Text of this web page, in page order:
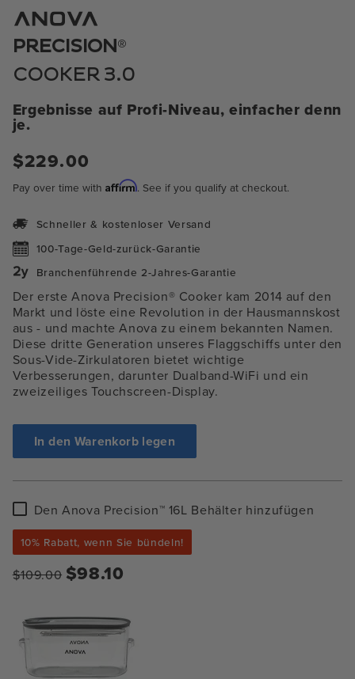
im
Modal
PRECISION®
COOKER 3.0
Ergebnisse auf Profi-Niveau, einfacher denn
je.
Regulärer
$229.00
Pay over time with Affirm. See if you qualify at checkout.
Schneller & kostenloser Versand
100-Tage-Geld-zurück-Garantie
Branchenführende 2-Jahres-Garantie
Der erste Anova Precision® Cooker kam 2014 auf den
Markt und löste eine Revolution in der Hausmannskost
aus - und machte Anova zu einem bekannten Namen.
Diese dritte Generation unseres Flaggschiffs unter den
Sous-Vide-Zirkulatoren bietet wichtige
Verbesserungen, darunter Dualband-WiFi und ein
zweizeiliges Touchscreen-Display.
In den Warenkorb legen
Den
Precision™
16L
Behälter
hinzufügen
Den Anova Precision™ 16L Behälter hinzufügen
10% Rabatt, wenn Sie bündeln!
$109.00 $98.10